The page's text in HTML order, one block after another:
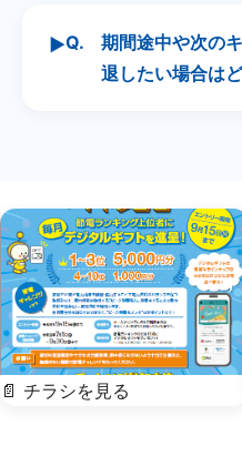
▶Q.
期間途中や次の
退したい場合は
📄 チラシを見る